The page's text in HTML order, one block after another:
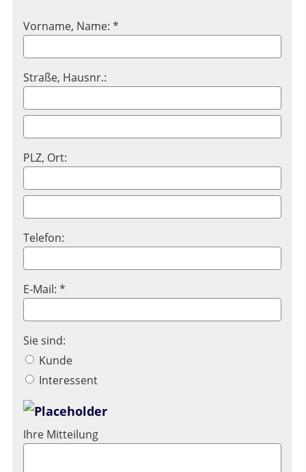
Vorname, Name: *
Straße, Hausnr.:
PLZ, Ort:
Telefon:
E-Mail: *
Sie sind:
Kunde
Interessent
Ihre Mitteilung